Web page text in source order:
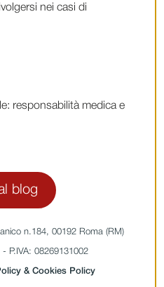
nei casi di
responsabilità medica e
blog
n.184, 00192 Roma (RM)
P.IVA: 08269131002
& Cookies Policy